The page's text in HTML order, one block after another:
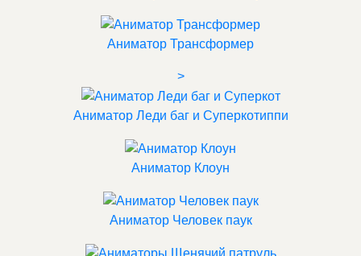
Аниматор Трансформер
>
Аниматор Леди баг и Суперкотиппи
Аниматор Клоун
Аниматор Человек паук